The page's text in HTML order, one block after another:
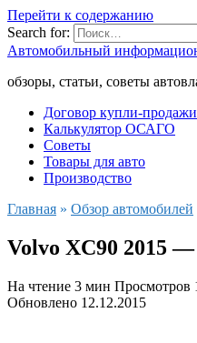
Перейти к содержанию
Search for:
Автомобильный
обзоры, статьи, советы
Договор купли-продажи
Калькулятор ОСАГО
Советы
Товары для авто
Производство
Главная » Обзор автомобилей
Volvo XC90 2015 —
На чтение 3 мин Просмотров
Обновлено 12.12.2015